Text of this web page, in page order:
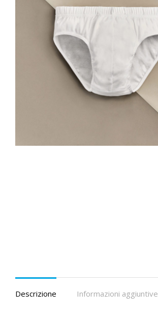
Descrizione Informazioni aggiuntive